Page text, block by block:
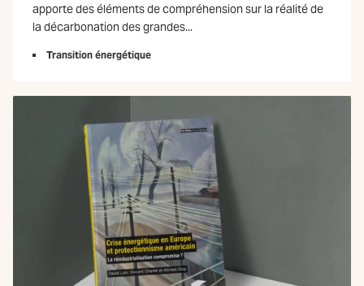
apporte des éléments de compréhension sur la réalité de
la décarbonation des grandes...
Transition énergétique